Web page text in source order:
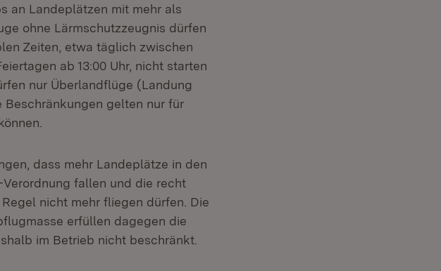
an Landeplätzen mit mehr als
ohne Lärmschutzzeugnis dürfen
Zeiten, etwa täglich zwischen
ab 13:00 Uhr, nicht starten
nur Überlandflüge (Landung
Beschränkungen gelten nur für
dass mehr Landeplätze in den
fallen und die recht
nicht mehr fliegen dürfen. Die
erfüllen dagegen die
im Betrieb nicht beschränkt.